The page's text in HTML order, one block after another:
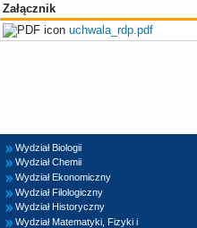
Załącznik
uchwala_rdp.pdf
Wydział Biologii
Wydział Chemii
Wydział Ekonomiczny
Wydział Filologiczny
Wydział Historyczny
Wydział Matematyki, Fizyki i